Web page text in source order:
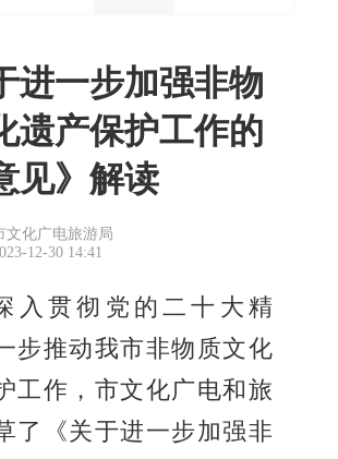
进一步加强非物
遗产保护工作的
见》解读
文化广电旅游局
12-30 14:41
入贯彻党的二十大精
步推动我市非物质文化
工作，市文化广电和旅
了《关于进一步加强非